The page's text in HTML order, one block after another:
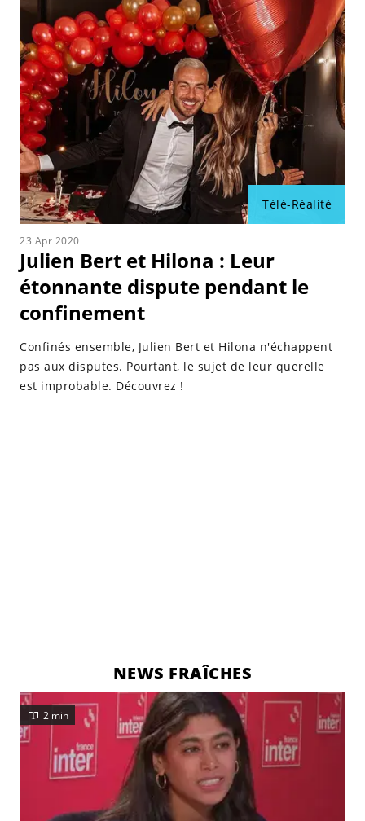
Télé-Réalité
23 Apr 2020
Julien Bert et Hilona : Leur
étonnante dispute pendant le
confinement
Confinés ensemble, Julien Bert et Hilona n'échappent
pas aux disputes. Pourtant, le sujet de leur querelle
est improbable. Découvrez !
NEWS FRAÎCHES
2 min